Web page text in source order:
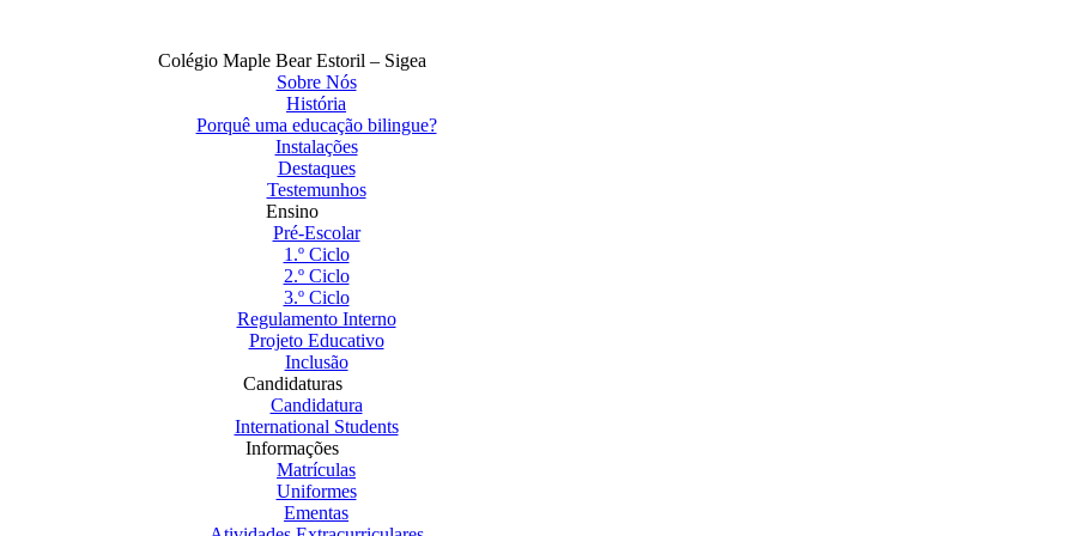
Colégio Maple Bear Estoril – Sigea
Sobre Nós
História
Porquê uma educação bilingue?
Instalações
Destaques
Testemunhos
Ensino
Pré-Escolar
1.º Ciclo
2.º Ciclo
3.º Ciclo
Regulamento Interno
Projeto Educativo
Inclusão
Candidaturas
Candidatura
International Students
Informações
Matrículas
Uniformes
Ementas